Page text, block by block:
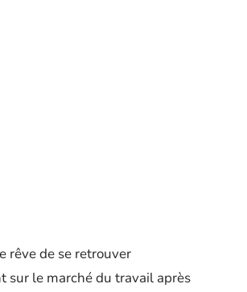
rêve de se retrouver
sur le marché du travail après